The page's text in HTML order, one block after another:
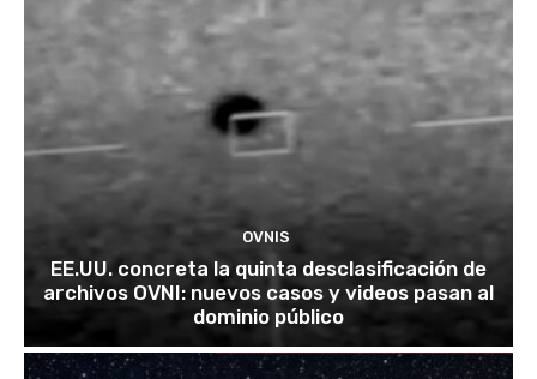
OVNIS
EE.UU. concreta la quinta desclasificación de
archivos OVNI: nuevos casos y videos pasan al
dominio público